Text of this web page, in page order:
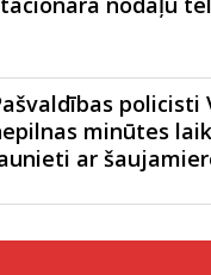
policisti
minūtes
ar